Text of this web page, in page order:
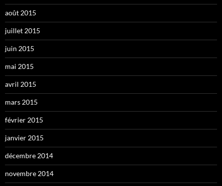
août 2015
juillet 2015
juin 2015
mai 2015
avril 2015
mars 2015
février 2015
janvier 2015
décembre 2014
novembre 2014